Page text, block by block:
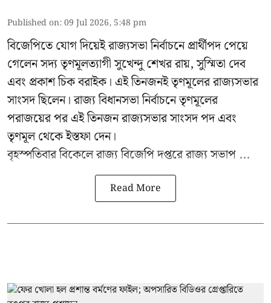
Published on:09 Jul 2026, 5:48 pm
বিজেপিতে যোগ দিয়েই রাজ্যসভা নির্বাচনে প্রার্থীপদ পেয়ে
গেলেন সদ্য তৃণমূলত্যাগী সুখেন্দু শেখর রায়, সুস্মিতা দেব
এবং প্রকাশ চিক বরাইক। এই তিনজনই তৃণমূলের রাজ্যসভার
সাংসদ ছিলেন। রাজ্য বিধানসভা নির্বাচনে তৃণমূলের
পরাজয়ের পর এই তিনজন রাজ্যসভার সাংসদ পদ এবং
তৃণমূল থেকে ইস্তফা দেন।
বৃহস্পতিবার বিকেলে রাজ্য বিজেপি দপ্তরেরাজ্য সভাপ ...
Read More